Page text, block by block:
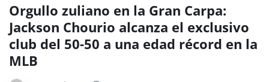
Orgullo zuliano en la Gran Carpa:
Jackson Chourio alcanza el exclusivo
club del 50-50 a una edad récord en la
MLB